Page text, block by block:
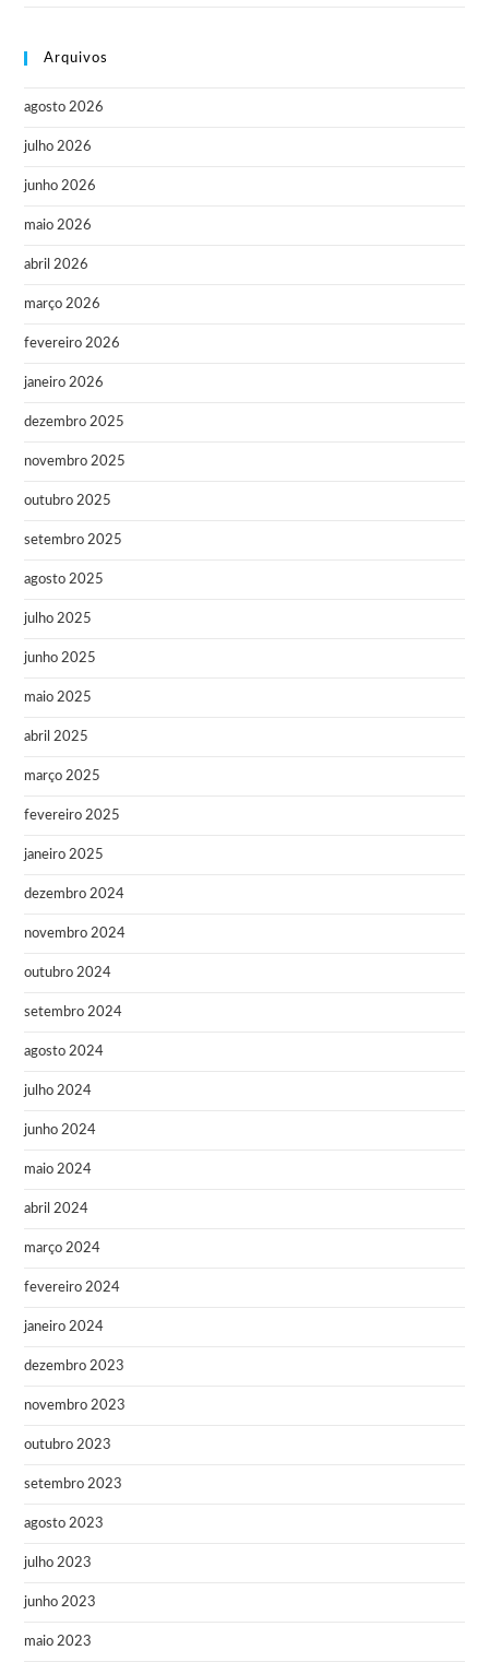
Arquivos
agosto 2026
julho 2026
junho 2026
maio 2026
abril 2026
março 2026
fevereiro 2026
janeiro 2026
dezembro 2025
novembro 2025
outubro 2025
setembro 2025
agosto 2025
julho 2025
junho 2025
maio 2025
abril 2025
março 2025
fevereiro 2025
janeiro 2025
dezembro 2024
novembro 2024
outubro 2024
setembro 2024
agosto 2024
julho 2024
junho 2024
maio 2024
abril 2024
março 2024
fevereiro 2024
janeiro 2024
dezembro 2023
novembro 2023
outubro 2023
setembro 2023
agosto 2023
julho 2023
junho 2023
maio 2023